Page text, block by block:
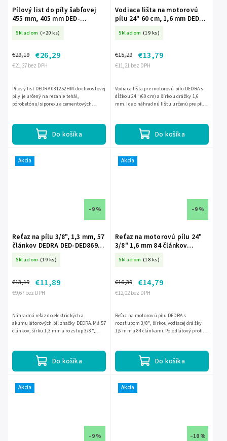
Pílový list do píly šabľovej
455 mm, 405 mm DED-
Skladom (>20 ks)
€21,37 bez DPH
€29,19 €26,29
Do košíka
Pílový list DEDRA 08T252HM do chvostovej
píly je určený na rezanie tehál,
pórobetónu/siporexu a cementových
Vodiaca lišta na motorovú
pílu 24" 60 cm, 1,6 mm DEDRA
Skladom (19 ks)
€11,21 bez DPH
€15,29 €13,79
Do košíka
Vodiaca lišta pre motorovú pílu DEDRA s
dĺžkou 24" (60 cm) a šírkou drážky 1,6
mm. Ide o náhradnú lištu určenú pre pílu
Akcia
–9 %
Reťaz na pílu 3/8", 1,3 mm, 57
článkov DEDRA DED-DED8697-
Skladom (19 ks)
€9,67 bez DPH
€13,19 €11,89
Do košíka
Náhradná reťaz do elektrických a
akumulátorových píl značky DEDRA. Má 57
článkov, šírku 1,3 mm a rozstup 3/8",
Akcia
–9 %
Reťaz na motorovú pílu 24"
3/8" 1,6 mm 84 článkov
Skladom (18 ks)
€12,02 bez DPH
€16,39 €14,79
Do košíka
Reťaz na motorovú pílu DEDRA s
rozstupom 3/8", šírkou vodiacej drážky
1,6 mm a 84 článkami. Polodlátový profil
Akcia
–9 %
Akcia
–10 %